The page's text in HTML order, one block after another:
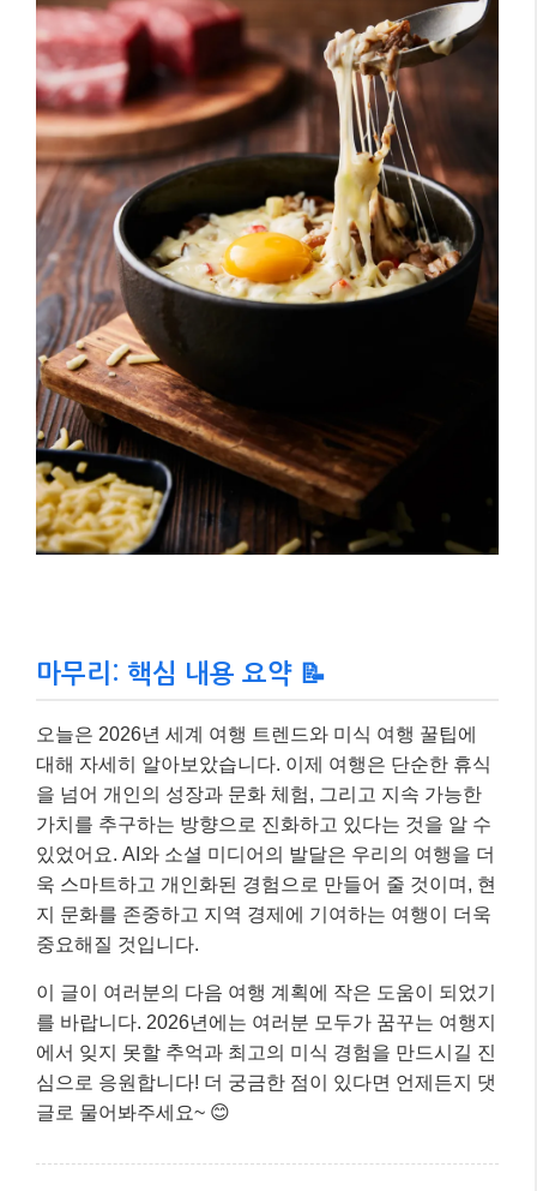
마무리: 핵심 내용 요약 📝
오늘은 2026년 세계 여행 트렌드와 미식 여행 꿀팁에
대해 자세히 알아보았습니다. 이제 여행은 단순한 휴식
을 넘어 개인의 성장과 문화 체험, 그리고 지속 가능한
가치를 추구하는 방향으로 진화하고 있다는 것을 알 수
있었어요. AI와 소셜 미디어의 발달은 우리의 여행을 더
욱 스마트하고 개인화된 경험으로 만들어 줄 것이며, 현
지 문화를 존중하고 지역 경제에 기여하는 여행이 더욱
중요해질 것입니다.
이 글이 여러분의 다음 여행 계획에 작은 도움이 되었기
를 바랍니다. 2026년에는 여러분 모두가 꿈꾸는 여행지
에서 잊지 못할 추억과 최고의 미식 경험을 만드시길 진
심으로 응원합니다! 더 궁금한 점이 있다면 언제든지 댓
글로 물어봐주세요~ 😊